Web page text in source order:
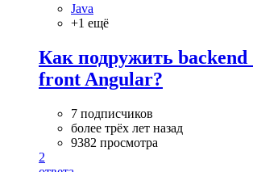
Java
+1 ещё
Как подружить
front Angular?
7 подписчиков
более трёх лет назад
9382 просмотра
2